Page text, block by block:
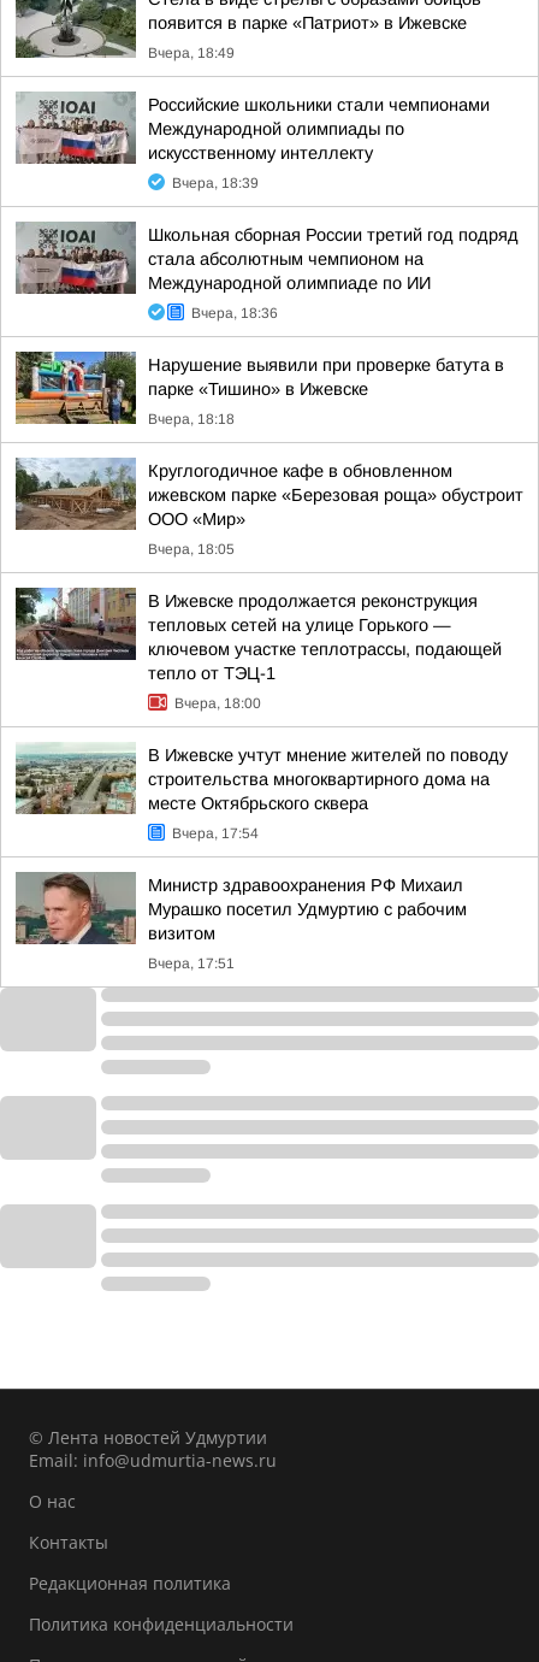
появится в парке «Патриот» в Ижевске
Вчера, 18:49
Российские школьники стали чемпионами
Международной олимпиады по
искусственному интеллекту
Вчера, 18:39
Школьная сборная России третий год подряд
стала абсолютным чемпионом на
Международной олимпиаде по ИИ
Вчера, 18:36
Нарушение выявили при проверке батута в
парке «Тишино» в Ижевске
Вчера, 18:18
Круглогодичное кафе в обновленном
ижевском парке «Березовая роща» обустроит
ООО «Мир»
Вчера, 18:05
В Ижевске продолжается реконструкция
тепловых сетей на улице Горького —
ключевом участке теплотрассы, подающей
тепло от ТЭЦ-1
Вчера, 18:00
В Ижевске учтут мнение жителей по поводу
строительства многоквартирного дома на
месте Октябрьского сквера
Вчера, 17:54
Министр здравоохранения РФ Михаил
Мурашко посетил Удмуртию с рабочим
визитом
Вчера, 17:51
© Лента новостей Удмуртии
Email: info@udmurtia-news.ru
О нас
Контакты
Редакционная политика
Политика конфиденциальности